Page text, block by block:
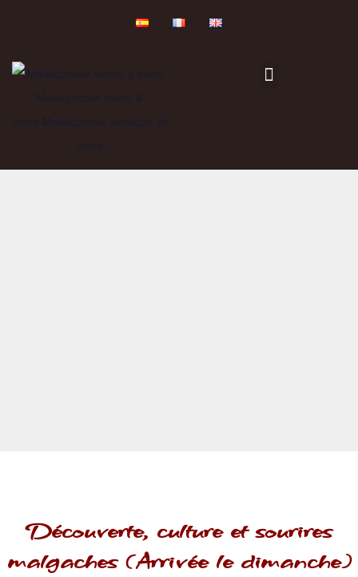
Découverte, culture et sourires
malgaches (Arrivée le dimanche)